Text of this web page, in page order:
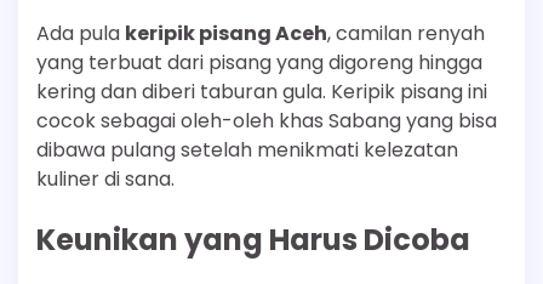
Ada pula keripik pisang Aceh, camilan renyah
yang terbuat dari pisang yang digoreng hingga
kering dan diberi taburan gula. Keripik pisang ini
cocok sebagai oleh-oleh khas Sabang yang bisa
dibawa pulang setelah menikmati kelezatan
kuliner di sana.
Keunikan yang Harus Dicoba